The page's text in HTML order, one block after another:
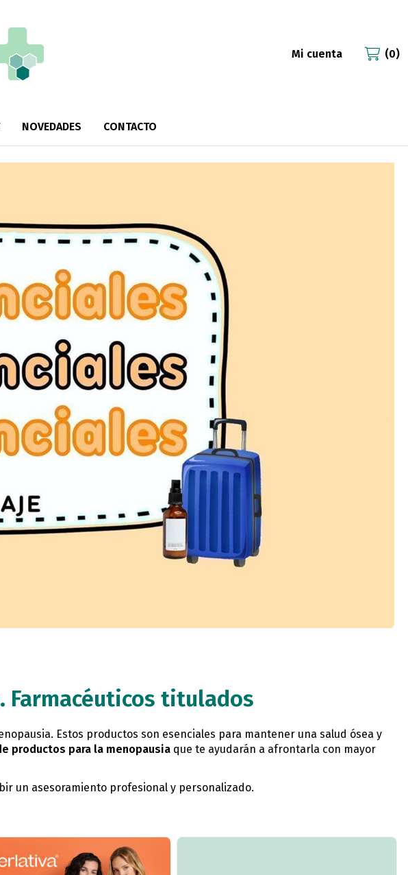
Mi cuenta 0
NOVEDADES CONTACTO
Farmacéuticos titulados
Estos productos son esenciales para mantener una salud ósea y
productos para la menopausia que te ayudarán a afrontarla con mayor
un asesoramiento profesional y personalizado.